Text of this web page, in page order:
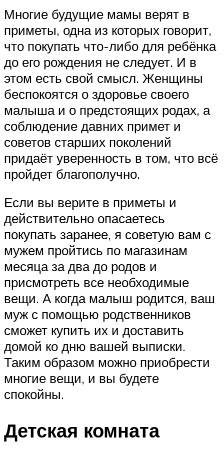
Многие будущие мамы верят в
приметы, одна из которых говорит,
что покупать что-либо для ребёнка
до его рождения не следует. И в
этом есть свой смысл. Женщины
беспокоятся о здоровье своего
малыша и о предстоящих родах, а
соблюдение давних примет и
советов старших поколений
придаёт уверенность в том, что всё
пройдет благополучно.
Если вы верите в приметы и
действительно опасаетесь
покупать заранее, я советую вам с
мужем пройтись по магазинам
месяца за два до родов и
присмотреть все необходимые
вещи. А когда малыш родится, ваш
муж с помощью родственников
сможет купить их и доставить
домой ко дню вашей выписки.
Таким образом можно приобрести
многие вещи, и вы будете
спокойны.
Детская комната